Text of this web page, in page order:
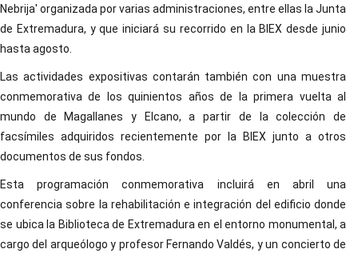
Nebrija' organizada por varias administraciones, entre ellas la Junta
de Extremadura, y que iniciará su recorrido en la BIEX desde junio
hasta agosto.
Las actividades expositivas contarán también con una muestra
conmemorativa de los quinientos años de la primera vuelta al
mundo de Magallanes y Elcano, a partir de la colección de
facsímiles adquiridos recientemente por la BIEX junto a otros
documentos de sus fondos.
Esta programación conmemorativa incluirá en abril una
conferencia sobre la rehabilitación e integración del edificio donde
se ubica la Biblioteca de Extremadura en el entorno monumental, a
cargo del arqueólogo y profesor Fernando Valdés, y un concierto de